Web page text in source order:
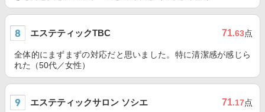
エステティックTBC 71.63点
全体的にまずまずの対応だと思いました。特に清潔感が感じら
れた（50代／女性）
エステティックサロン ソシエ 71.17点